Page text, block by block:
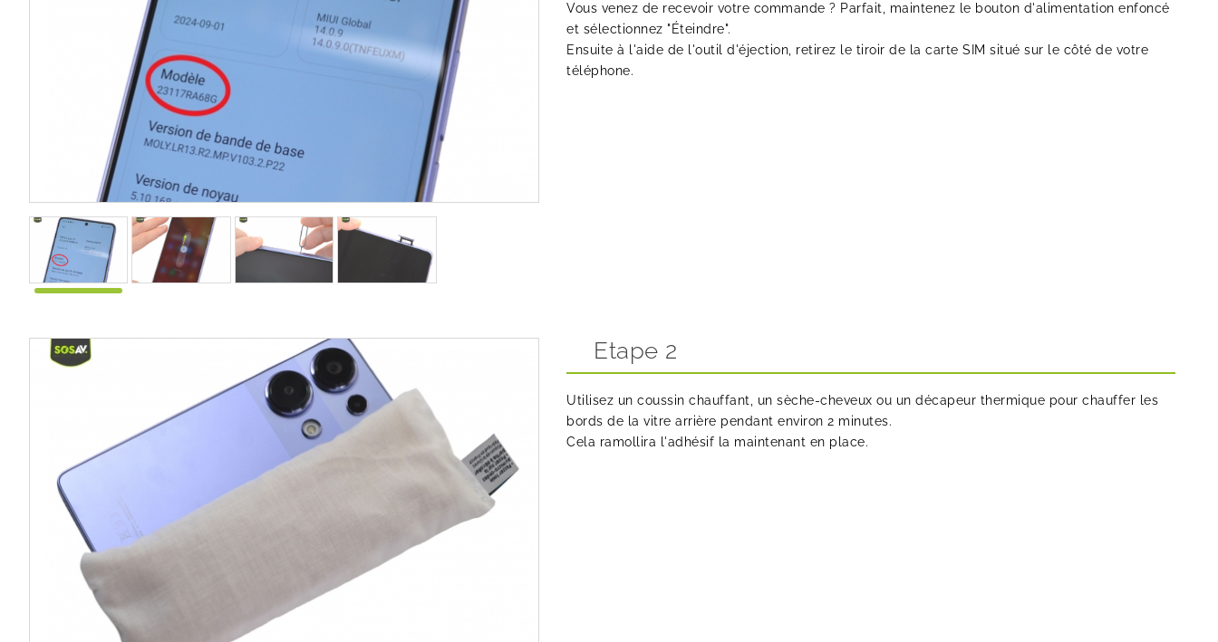
Vous venez de recevoir votre commande ? Parfait, maintenez le bouton d'alimentation enfoncé
et sélectionnez "Éteindre".
Ensuite à l'aide de l'outil d'éjection, retirez le tiroir de la carte SIM situé sur le côté de votre
téléphone.
Etape 2
Utilisez un coussin chauffant, un sèche-cheveux ou un décapeur thermique pour chauffer les
bords de la vitre arrière pendant environ 2 minutes.
Cela ramollira l'adhésif la maintenant en place.